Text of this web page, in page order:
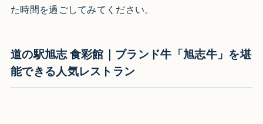
た時間を過ごしてみてください。
道の駅旭志 食彩館｜ブランド牛「旭志牛」を堪
能できる人気レストラン